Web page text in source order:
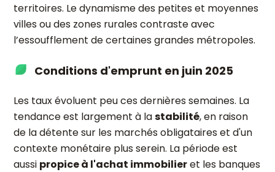
territoires. Le dynamisme des petites et moyennes
villes ou des zones rurales contraste avec
l’essoufflement de certaines grandes métropoles.
Conditions d'emprunt en juin 2025
Les taux évoluent peu ces dernières semaines. La
tendance est largement à lastabilité, en raison
de la détente sur les marchés obligataires et d'un
contexte monétaire plus serein. La période est
aussi propice à l'achat immobilieret les banques